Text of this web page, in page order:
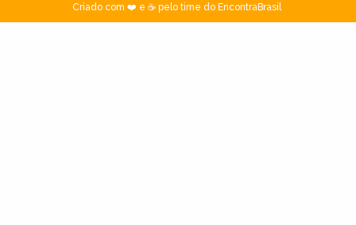
Criado com ❤️ e ☕ pelo time do EncontraBrasil